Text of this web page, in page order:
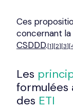
Ces
concernant la
CSDDD.[1][2][3]
Les
formulées
des ETI